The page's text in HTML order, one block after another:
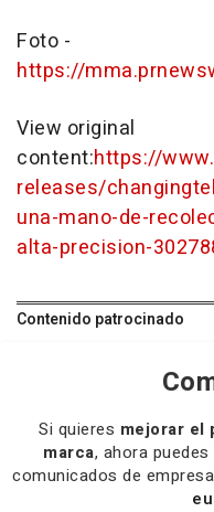
Foto -
https://
View original
content:https://
releases/
una-mano-de-
alta-precision-
Contenido patrocinado
Si quieres mejorar el
marca, ahora
comunicados de